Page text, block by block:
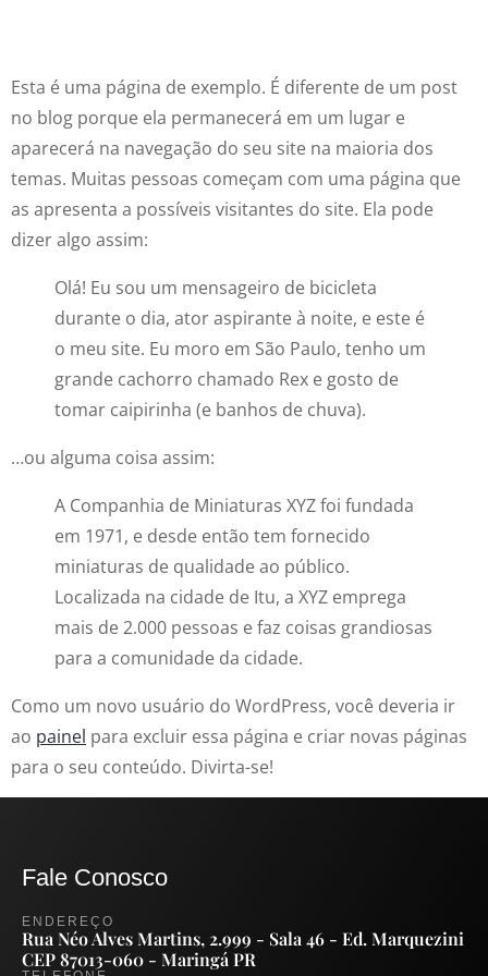
Esta é uma página de exemplo. É diferente de um post
no blog porque ela permanecerá em um lugar e
aparecerá na navegação do seu site na maioria dos
temas. Muitas pessoas começam com uma página que
as apresenta a possíveis visitantes do site. Ela pode
dizer algo assim:
Olá! Eu sou um mensageiro de bicicleta
durante o dia, ator aspirante à noite, e este é
o meu site. Eu moro em São Paulo, tenho um
grande cachorro chamado Rex e gosto de
tomar caipirinha (e banhos de chuva).
…ou alguma coisa assim:
A Companhia de Miniaturas XYZ foi fundada
em 1971, e desde então tem fornecido
miniaturas de qualidade ao público.
Localizada na cidade de Itu, a XYZ emprega
mais de 2.000 pessoas e faz coisas grandiosas
para a comunidade da cidade.
Como um novo usuário do WordPress, você deveria ir
ao painel para excluir essa página e criar novas páginas
para o seu conteúdo. Divirta-se!
ENDEREÇO
Rua Néo Alves Martins, 2.999 - Sala 46 - Ed. Marquezini
CEP 87013-060 - Maringá PR
Fale Conosco